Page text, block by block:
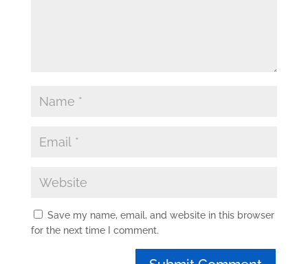
Save my name, email, and website in this browser
for the next time I comment.